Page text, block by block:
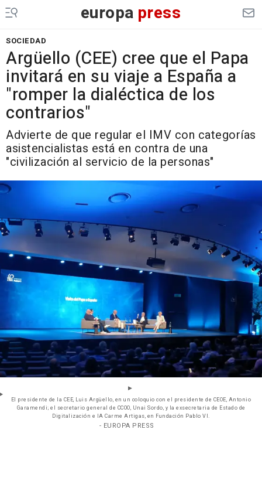
europa press
SOCIEDAD
Argüello (CEE) cree que el Papa
invitará en su viaje a España a
"romper la dialéctica de los
contrarios"
Advierte de que regular el IMV con categorías
asistencialistas está en contra de una
"civilización al servicio de la personas"
El presidente de la CEE, Luis Argüello, en un coloquio con el presidente de CEOE, Antonio
Garamendi; el secretario general de CCOO, Unai Sordo, y la exsecretaria de Estado de
Digitalización e IA Carme Artigas, en Fundación Pablo VI.
- EUROPA PRESS